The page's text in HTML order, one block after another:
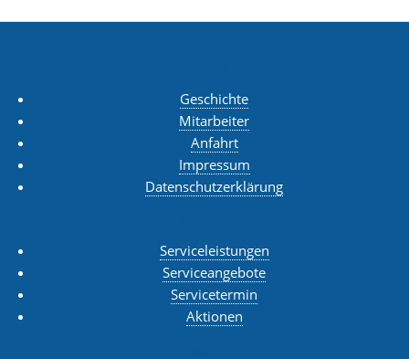
Geschichte
Mitarbeiter
Anfahrt
Impressum
Datenschutzerklärung
Serviceleistungen
Serviceangebote
Servicetermin
Aktionen